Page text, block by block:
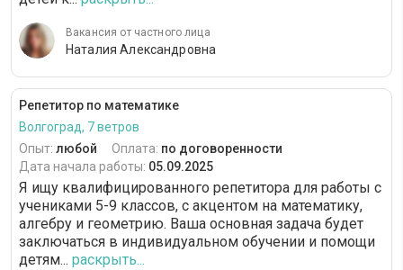
Вакансия от частного лица
Наталия Александровна
Репетитор по математике
Волгоград, 7 ветров
Опыт: любой Оплата: по договоренности
Дата начала работы: 05.09.2025
Я ищу квалифицированного репетитора для работы с
учениками 5-9 классов, с акцентом на математику,
алгебру и геометрию. Ваша основная задача будет
заключаться в индивидуальном обучении и помощи
детям... раскрыть...